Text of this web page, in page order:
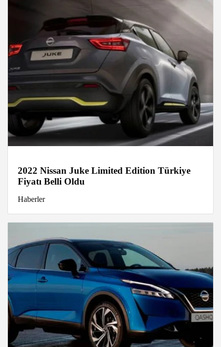
2022 Nissan Juke Limited Edition Türkiye
Fiyatı Belli Oldu
Haberler